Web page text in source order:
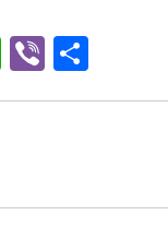
WhatsApp
Viber